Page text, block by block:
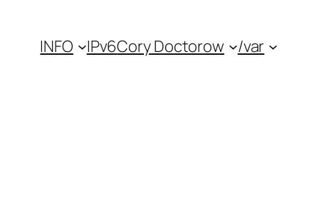
INFO IPv6Cory Doctorow /var